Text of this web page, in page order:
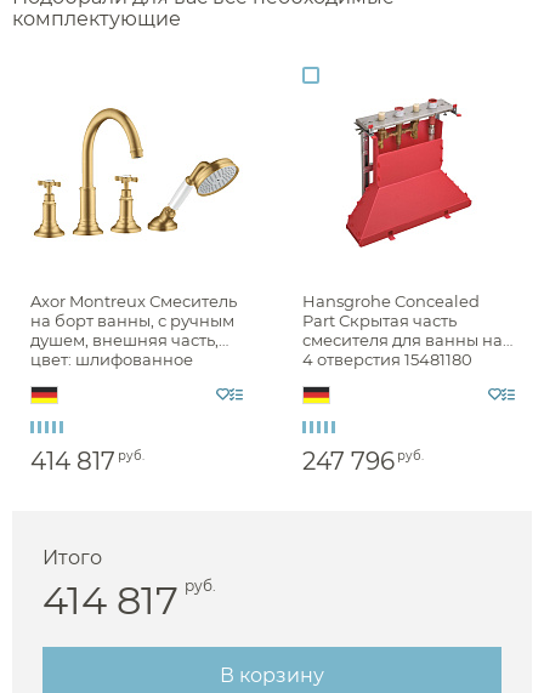
Аксессуары
комплектующие
Axor Montreux Смеситель
на борт ванны, с ручным
душем, внешняя часть,
цвет: шлифованное
414 817 руб.
Hansgrohe Concealed
Part Скрытая часть
смесителя для ванны на
4 отверстия 15481180
247 796 руб.
Итого
414 817 руб.
В корзину